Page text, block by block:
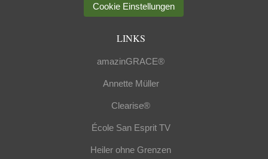
Cookie Einstellungen
LINKS
amazinGRACE®
Annette Müller
Clearise®
École San Esprit TV
Heiler ohne Grenzen